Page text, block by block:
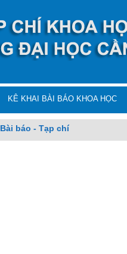
KÊ KHAI BÀI BÁO KHOA HỌC
Bài báo - Tạp chí